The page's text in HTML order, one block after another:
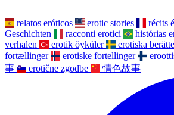
relatos eróticos erotic stories récits
Geschichten
racconti erotici histórias
verhalen
erotik öyküler erotiska
fortællinger
erotiske fortellinger
事
erotične zgodbe 情色故事